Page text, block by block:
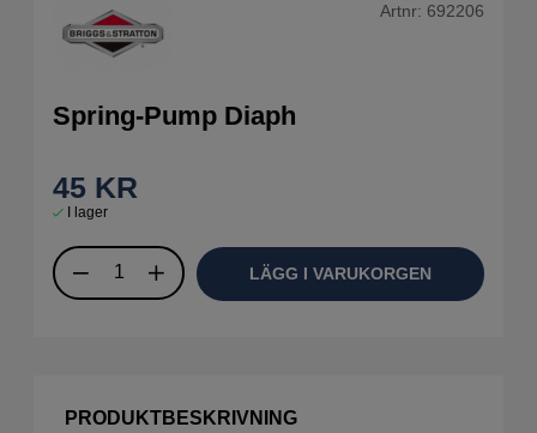
Artnr: 692206
Spring-Pump Diaph
45 KR
I lager
LÄGG I VARUKORGEN
PRODUKTBESKRIVNING